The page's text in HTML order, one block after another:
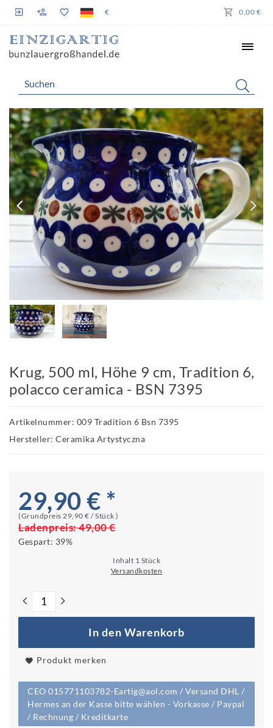
€ 0,00 €
Krug, 500 ml, Höhe 9 cm, Tradition 6,
polacco ceramica - BSN 7395
Artikelnummer: 009 Tradition 6 Bsn 7395
Hersteller: Ceramika Artystyczna
29,90 € *
(Grundpreis 29,90 € / Stück )
Ladenpreis:49,00 €
Gespart: 39%
Inhalt 1 Stück
Versandkosten
In den Warenkorb
Produkt merken
CEO 015771103782-Eartig@aol.com / Versand DHL /
Hermes an der Kasse bitte wählen - Vorkasse / Paypal
/ Rechnung / Kreditkarte